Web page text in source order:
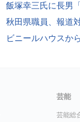
飯塚幸三氏に長男
秋田県職員、報道
ビニールハウスからシャインマスカット約200房を
芸能
芸能総